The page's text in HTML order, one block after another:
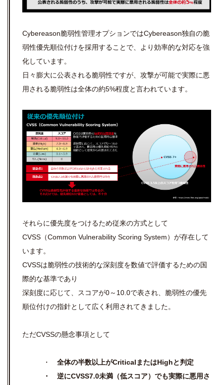
Cybereason脆弱性管理オプションではCybereason独自の脆
弱性優先順位付けを採用することで、より効率的な対応を強
化しています。
日々膨大に公表される脆弱性ですが、攻撃が可能で実際に悪
用される脆弱性は全体の約5%程度と言われています。
それらに優先度をつけるため従来の方式として
CVSS（Common Vulnerability Scoring System）が存在して
います。
CVSSは脆弱性の技術的な深刻度を数値で評価するための国
際的な基準であり
深刻度に応じて、スコアが0～10.0で表され、脆弱性の優先
順位付けの指針として広く利用されてきました。
ただCVSSの懸念事項として
・
全体の半数以上がCriticalまたはHighと判定
・ 逆にCVSS7.0未満（低スコア）でも実際に悪用さ